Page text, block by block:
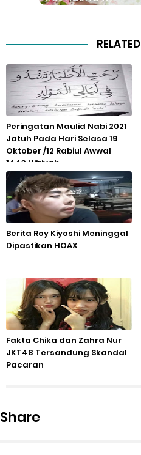
Peringatan Maulid Nabi 2021
Jatuh Pada Hari Selasa 19
Oktober /12 Rabiul Awwal
1443 Hijriyah
Berita Roy Kiyoshi Meninggal
Dipastikan HOAX
Fakta Chika dan Zahra Nur
JKT48 Tersandung Skandal
Pacaran
Share